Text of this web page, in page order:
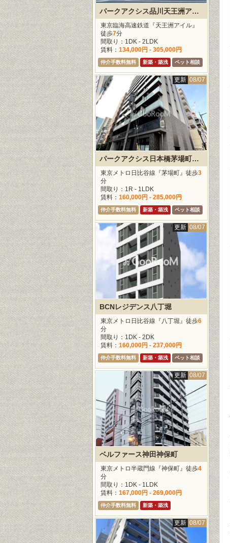
パークアクシス品川天王洲アイル
東京臨海高速鉄道『天王洲アイル』
徒歩7分
間取り：1DK - 2LDK
賃料： 134,000円 - 305,000円
仲介手数料無料 新築・築浅 ペット相談
更新 08/07
パークアクシス日本橋茅場町SGT
東京メトロ日比谷線『茅場町』徒歩3
分
間取り：1R - 1LDK
賃料： 160,000円 - 285,000円
仲介手数料無料 新築・築浅 ペット相談
更新 08/07
BCNレジデンス八丁堀
東京メトロ日比谷線『八丁堀』徒歩6
分
間取り：1DK - 2DK
賃料： 160,000円 - 237,000円
仲介手数料無料 新築・築浅 ペット相談
更新 08/07
ベルファース神田神保町
東京メトロ半蔵門線『神保町』徒歩4
分
間取り：1DK - 1LDK
賃料： 167,000円 - 269,000円
仲介手数料無料 新築・築浅
更新 08/07